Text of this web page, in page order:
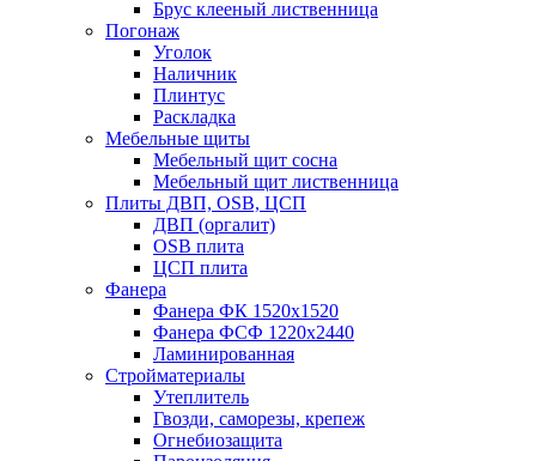
Брус клееный лиственница
Погонаж
Уголок
Наличник
Плинтус
Раскладка
Мебельные щиты
Мебельный щит сосна
Мебельный щит лиственница
Плиты ДВП, OSB, ЦСП
ДВП (оргалит)
OSB плита
ЦСП плита
Фанера
Фанера ФК 1520x1520
Фанера ФСФ 1220x2440
Ламинированная
Стройматериалы
Утеплитель
Гвозди, саморезы, крепеж
Огнебиозащита